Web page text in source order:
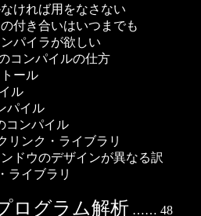
ければ用をなさない
付き合いはいつまでも
パイラが欲しい
コンパイルの仕方
ール
ル
パイル
コンパイル
リンク・ライブラリ
ドウのデザインが異なる訳
ライブラリ
ログラム解析 …… 48